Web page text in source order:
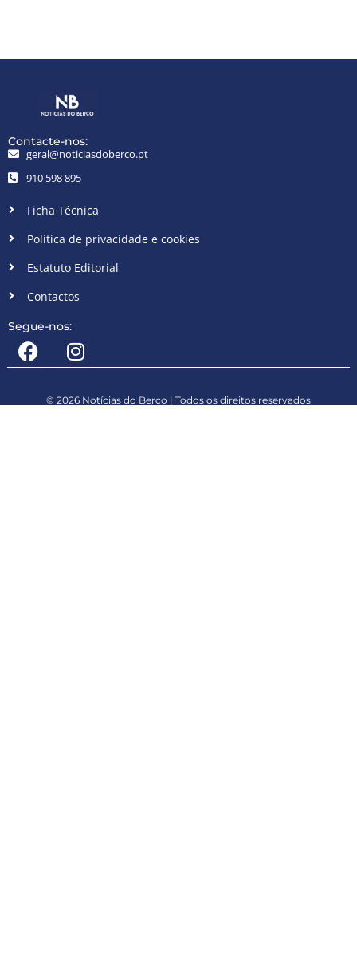
Contacte-nos:
geral@noticiasdoberco.pt
910 598 895
Ficha Técnica
Política de privacidade e cookies
Estatuto Editorial
Contactos
Segue-nos:
© 2026 Notícias do Berço | Todos os direitos reservados